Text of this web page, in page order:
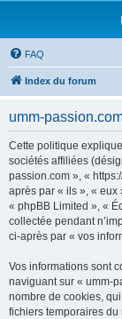
FAQ
Index du forum
umm-
Cette politique
sociétés affiliées
passion.com », «
après par « ils », « eux
« phpBB Limited », «
collectée pendant
ci-après par « vos
Vos informations sont
naviguant sur « umm-
nombre de cookies,
fichiers temporaires